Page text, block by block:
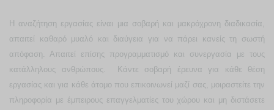
Η αναζήτηση εργασίας είναι μια σοβαρή και μακρόχρονη διαδικασία,
απαιτεί καθαρό μυαλό και διαύγεια για να πάρει κανείς τη σωστή
απόφαση. Απαιτεί επίσης προγραμματισμό και συνεργασία με τους
κατάλληλους ανθρώπους. Κάντε σοβαρή έρευνα για κάθε θέση
εργασίας και για κάθε άτομο που επικοινωνεί μαζί σας, μοιραστείτε την
πληροφορία με έμπειρους επαγγελματίες του χώρου και μη διστάσετε